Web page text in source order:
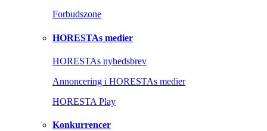
Forbudszone
HORESTAs medier
HORESTAs nyhedsbrev
Annoncering i HORESTAs medier
HORESTA Play
Konkurrencer